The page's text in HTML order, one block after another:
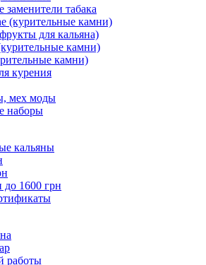
заменители табака
(курительные камни)
для кальяна)
камни)
камни)
курения
мех моды
наборы
кальяны
до 1600 грн
работы